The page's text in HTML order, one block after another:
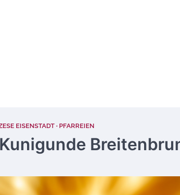
EISENSTADT PFARREIEN